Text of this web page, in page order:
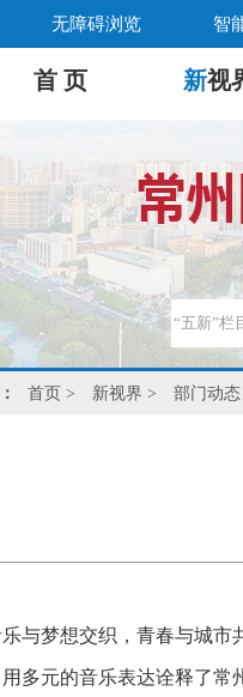
无障碍浏览 智
首 页 新视
首页 > 新视界 > 部门动态
与梦想交织，青春与城市
多元的音乐表达诠释了常